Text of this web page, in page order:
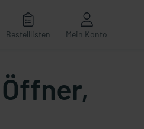
Bestelllisten Mein Konto